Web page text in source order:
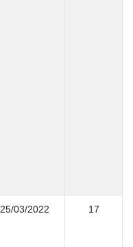
25/03/2022 17